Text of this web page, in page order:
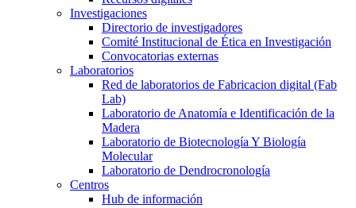
Investigaciones
Directorio de investigadores
Comité Institucional de Ética en Investigación
Convocatorias externas
Laboratorios
Red de laboratorios de Fabricacion digital (Fab
Lab)
Laboratorio de Anatomía e Identificación de la
Madera
Laboratorio de Biotecnología Y Biología
Molecular
Laboratorio de Dendrocronología
Centros
Hub de información